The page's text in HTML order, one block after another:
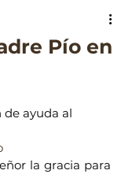
Pío en
de ayuda al
la gracia para